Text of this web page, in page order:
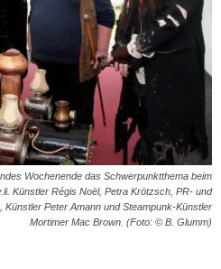
Wochenende das Schwerpunktthema beim
Künstler Régis Noël, Petra Krötzsch, PR- und
Künstler Peter Amann und Steampunk-Künstler
Mortimer Mac Brown. (Foto: © B. Glumm)